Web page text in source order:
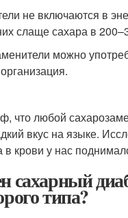
не включаются в
слаще сахара в
можно
что любой
вкус на языке.
в крови у нас
сахарный
типа?